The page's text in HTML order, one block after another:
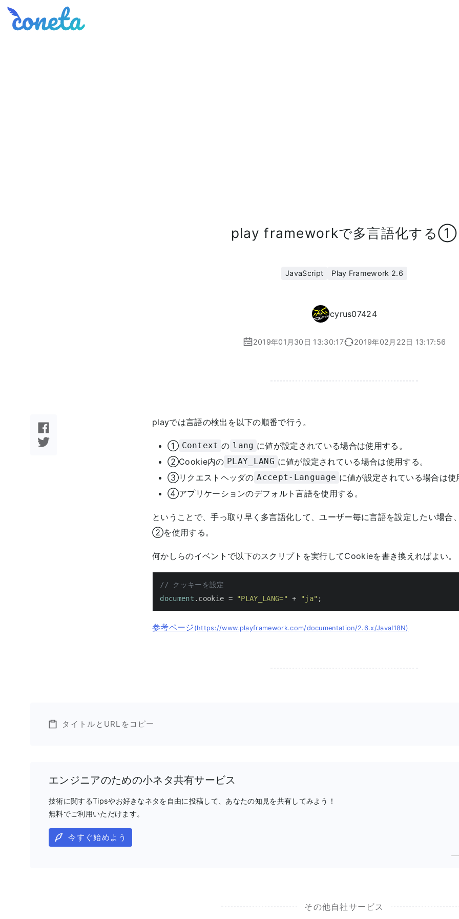
Coneta
play frameworkで多言語化する①
JavaScript Play Framework 2.6
cyrus07424
2019年01月30日 13:30:17 2019年02月22日 13:17:56
playでは言語の検出を以下の順番で行う。
① Context の lang に値が設定されている場合は使用する。
②Cookie内の PLAY_LANG に値が設定されている場合は使用する。
③リクエストヘッダの Accept-Language に値が設定されている場合は使
④アプリケーションのデフォルト言語を使用する。
ということで、手っ取り早く多言語化して、ユーザー毎に言語を設定したい場合、
②を使用する。
何かしらのイベントで以下のスクリプトを実行してCookieを書き換えればよい。
// クッキーを設定
document . cookie = "PLAY_LANG=" + "ja" ;
参考ページ (https://www.playframework.com/documentation/2.6.x/JavaI18N)
タイトルとURLをコピー
エンジニアのための小ネタ共有サービス
技術に関するTipsやお好きなネタを自由に投稿して、あなたの知見を共有してみよう！
無料でご利用いただけます。
今すぐ始めよう
その他自社サービス